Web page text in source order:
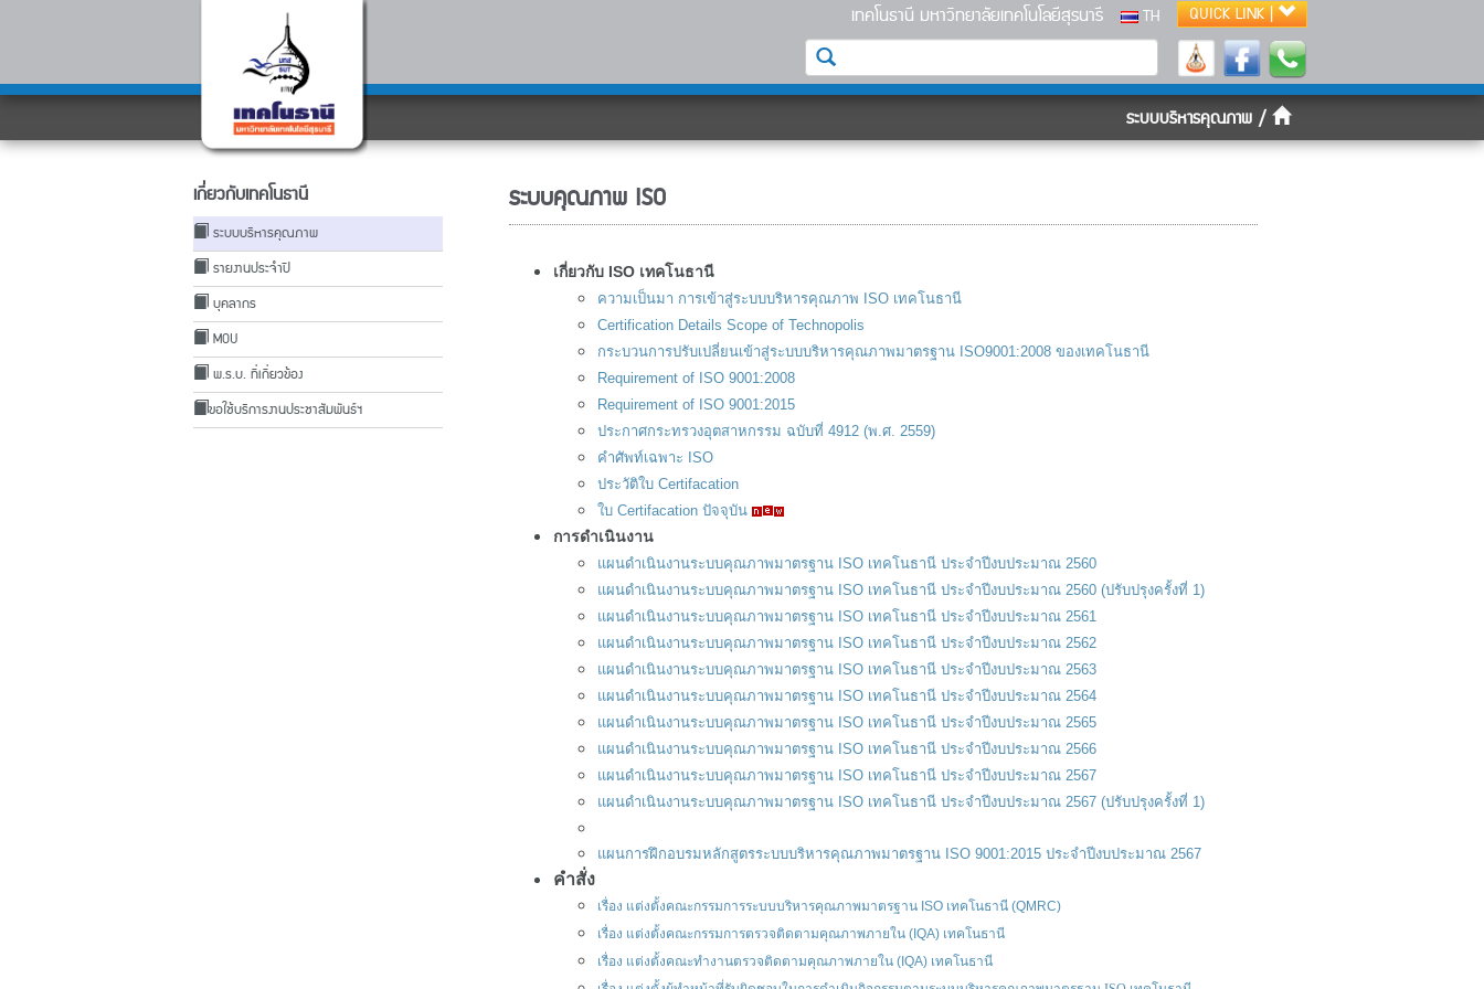
เทคโนธานี มหาวิทยาลัยเทคโนโลยีสุรนารี TH QUICK LINK |
ระบบบริหารคุณภาพ /
เกี่ยวกับเทคโนธานี
ระบบบริหารคุณภาพ
รายงานประจำปี
บุคลากร
MOU
พ.ร.บ. ที่เกี่ยวข้อง
ขอใช้บริการงานประชาสัมพันธ์ฯ
ระบบคุณภาพ ISO
เกี่ยวกับ ISO เทคโนธานี
ความเป็นมา การเข้าสู่ระบบบริหารคุณภาพ ISO เทคโนธานี
Certification Details Scope of Technopolis
กระบวนการปรับเปลี่ยนเข้าสู่ระบบบริหารคุณภาพมาตรฐาน ISO9001:2008 ของเทคโนธานี
Requirement of ISO 9001:2008
Requirement of ISO 9001:2015
ประกาศกระทรวงอุตสาหกรรม ฉบับที่ 4912 (พ.ศ. 2559)
คำศัพท์เฉพาะ ISO
ประวัติใบ Certifacation
ใบ Certifacation ปัจจุบัน
การดำเนินงาน
แผนดำเนินงานระบบคุณภาพมาตรฐาน ISO เทคโนธานี ประจำปีงบประมาณ 2560
แผนดำเนินงานระบบคุณภาพมาตรฐาน ISO เทคโนธานี ประจำปีงบประมาณ 2560 (ปรับปรุงครั้งที่ 1)
แผนดำเนินงานระบบคุณภาพมาตรฐาน ISO เทคโนธานี ประจำปีงบประมาณ 2561
แผนดำเนินงานระบบคุณภาพมาตรฐาน ISO เทคโนธานี ประจำปีงบประมาณ 2562
แผนดำเนินงานระบบคุณภาพมาตรฐาน ISO เทคโนธานี ประจำปีงบประมาณ 2563
แผนดำเนินงานระบบคุณภาพมาตรฐาน ISO เทคโนธานี ประจำปีงบประมาณ 2564
แผนดำเนินงานระบบคุณภาพมาตรฐาน ISO เทคโนธานี ประจำปีงบประมาณ 2565
แผนดำเนินงานระบบคุณภาพมาตรฐาน ISO เทคโนธานี ประจำปีงบประมาณ 2566
แผนดำเนินงานระบบคุณภาพมาตรฐาน ISO เทคโนธานี ประจำปีงบประมาณ 2567
แผนดำเนินงานระบบคุณภาพมาตรฐาน ISO เทคโนธานี ประจำปีงบประมาณ 2567 (ปรับปรุงครั้งที่ 1)
แผนการฝึกอบรมหลักสูตรระบบบริหารคุณภาพมาตรฐาน ISO 9001:2015 ประจำปีงบประมาณ 2567
คำสั่ง
เรื่อง แต่งตั้งคณะกรรมการระบบบริหารคุณภาพมาตรฐาน ISO เทคโนธานี (QMRC)
เรื่อง แต่งตั้งคณะกรรมการตรวจติดตามคุณภาพภายใน (IQA) เทคโนธานี
เรื่อง แต่งตั้งคณะทำงานตรวจติดตามคุณภาพภายใน (IQA) เทคโนธานี